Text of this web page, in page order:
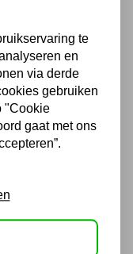
8' 10-60Nm
te
en
via derde
gebruiken
"Cookie
gaat met ons